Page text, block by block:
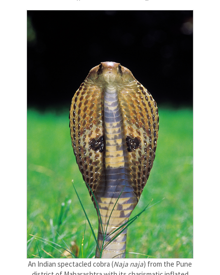
An Indian spectacled cobra (Naja naja) from the Pune